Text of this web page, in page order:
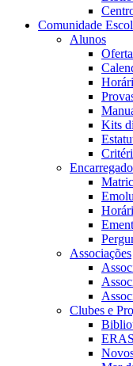
Comunidade
Alunos
Kits
Associações
Clubes e